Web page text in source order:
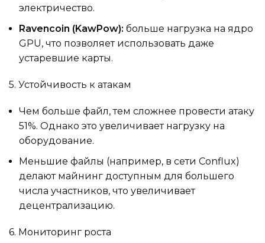
электричество.
Ravencoin (KawPow): больше нагрузка на ядро
GPU, что позволяет использовать даже
устаревшие карты.
5. Устойчивость к атакам
Чем больше файл, тем сложнее провести атаку
51%. Однако это увеличивает нагрузку на
оборудование.
Меньшие файлы (например, в сети Conflux)
делают майнинг доступным для большего
числа участников, что увеличивает
децентрализацию.
6. Мониторинг роста